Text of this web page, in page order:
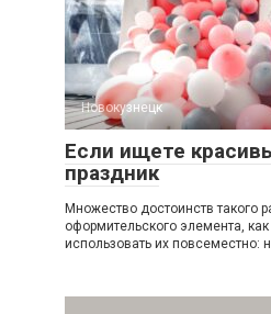
Новокузнецк
Если ищете
праздник
Множество достоинств такого
оформительского элемента,
использовать их повсеместно: